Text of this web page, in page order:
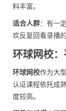
料丰富。
适合人群：有一
欢反复回看录播的
环球网校
环球网校作为大
认证课程依托成
度较高。